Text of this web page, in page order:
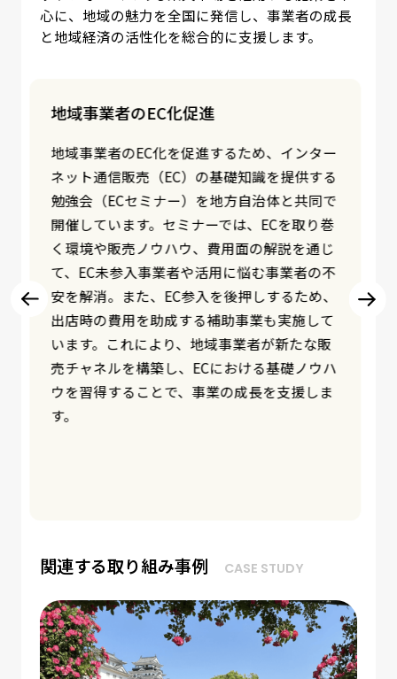
心に、地域の魅力を全国に発信し、事業者の成長
と地域経済の活性化を総合的に支援します。
地域事業者の自立自走化支援
地域事業者の自立自走を支援するため、イン
ターネット通信販売（EC）のノウハウを提供
する勉強会（ECセミナー）を地方自治体と共
同で開催しています。未経験者向けの「ペー
ジ作成・受注対応」などの基礎講座から、売
上拡大を目指す中級者向けの「商品力強化・
業務改善」、さらに上級者向けの「商品ブラ
ッシュアップ」など、地域の中小事業者でも
再現性が高く、各々のスキルや課題に応じた
多様なプログラムを用意しています。具体的
な改善方法や成功事例を共有し、事業者が自
ら課題を解決する力を育成します。尚、直近
関連する取り組み事例 CASE STUDY